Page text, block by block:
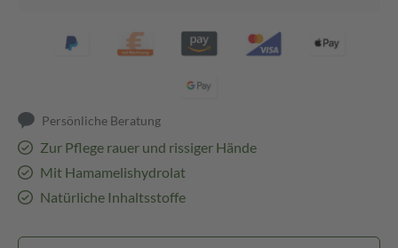
Persönliche Beratung
Zur Pflege rauer und rissiger Hände
Mit Hamamelishydrolat
Natürliche Inhaltsstoffe